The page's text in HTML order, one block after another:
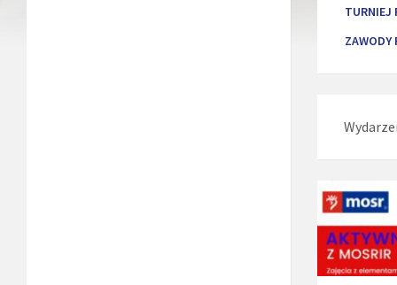
TURNIEJ
ZAWODY